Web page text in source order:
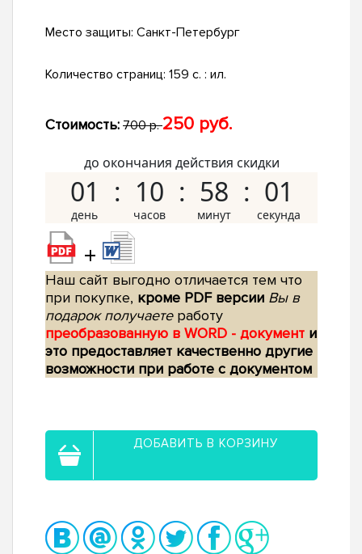
Место защиты: Санкт-Петербург
Количество страниц: 159 с. : ил.
Стоимость: 700 р.250 руб.
до окончания действия скидки
01 10 58 00
+
Наш сайт выгодно отличается тем что
при покупке, кроме PDF версии Вы в
подарок получаетеработу
преобразованную в WORD - документ и
это предоставляет качественно другие
возможности при работе с документом
ДОБАВИТЬ В КОРЗИНУ